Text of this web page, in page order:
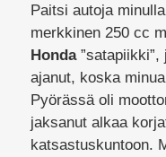
Paitsi autoja
merkkinen 250 cc
Honda”satapiikki”,
ajanut, koska
Pyörässä oli
jaksanut alkaa
katsastuskuntoon.